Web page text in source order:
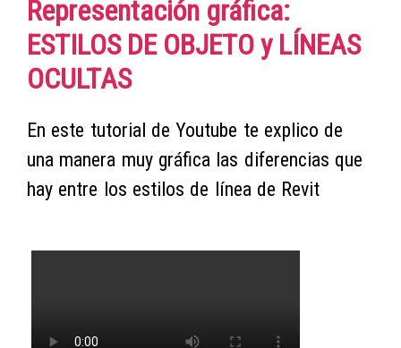
Representación gráfica:
ESTILOS DE OBJETO y LÍNEAS
OCULTAS
En este tutorial de Youtube te explico de
una manera muy gráfica las diferencias que
hay entre los estilos de línea de Revit